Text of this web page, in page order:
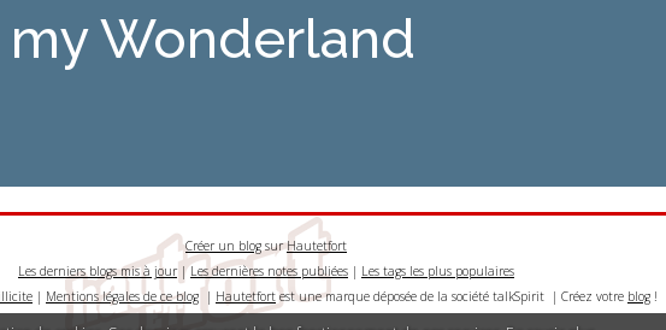
Wonderland
Créer un blog surHautetfort
Les derniers blogs mis à jour|Les dernières notes publiées | Les tags les plus populaires
| Mentions légales de ce blog | Hautetfortest une marque déposée de la société talkSpirit | Créez votre blog !